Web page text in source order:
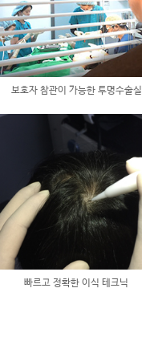
보호자 참관이 가능한 투명수술실
빠르고 정확한 이식 테크닉